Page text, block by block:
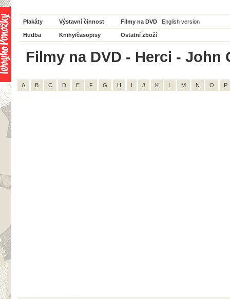
Plakáty Výstavní činnost Filmy na DVD English version
Hudba Knihy/časopisy Ostatní zboží
Filmy na DVD - Herci - John
A B C D E F G H I J K L M N O P